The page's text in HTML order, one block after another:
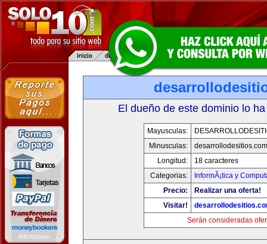
El dueño de este dominio lo
Mayusculas:
Minusculas:
desarrollodesitios.com
Longitud:
18 caracteres
Categorias:
InformÃ¡tica y
Precio:
Realizar una oferta!
Visitar!
Serán consideradas